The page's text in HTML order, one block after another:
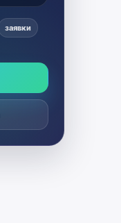
заявки